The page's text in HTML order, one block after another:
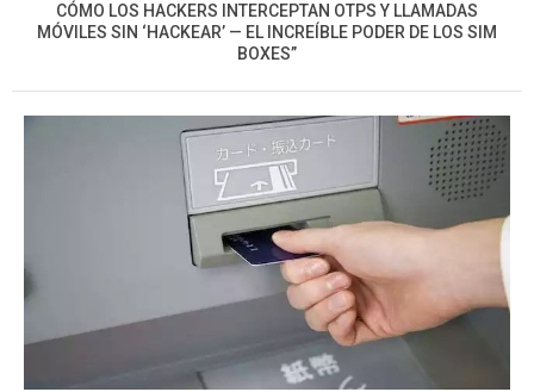
CÓMO LOS HACKERS INTERCEPTAN OTPS Y LLAMADAS
MÓVILES SIN ‘HACKEAR’ — EL INCREÍBLE PODER DE LOS SIM
BOXES”